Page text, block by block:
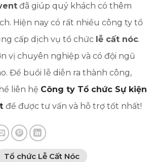
đã giúp quý khách có thêm
Hiện nay có rất nhiều công ty tổ
cấp dịch vụ tổ chức lễ cất nóc.
vị chuyên nghiệp và có đội ngũ
Để buổi lễ diễn ra thành công,
liên hệ Công ty Tổ chức Sự kiện
để được tư vấn và hỗ trợ tốt nhất!
Tổ chức Lễ Cất Nóc